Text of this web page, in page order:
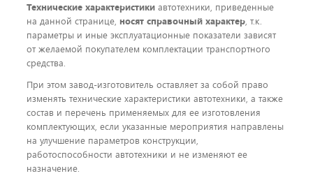
Технические характеристики автотехники, приведенные
на данной странице, носят справочный характер, т.к.
параметры и иные эксплуатационные показатели зависят
от желаемой покупателем комплектации транспортного
средства.
При этом завод-изготовитель оставляет за собой право
изменять технические характеристики автотехники, а также
состав и перечень применяемых для ее изготовления
комплектующих, если указанные мероприятия направлены
на улучшение параметров конструкции,
работоспособности автотехники и не изменяют ее
назначение.